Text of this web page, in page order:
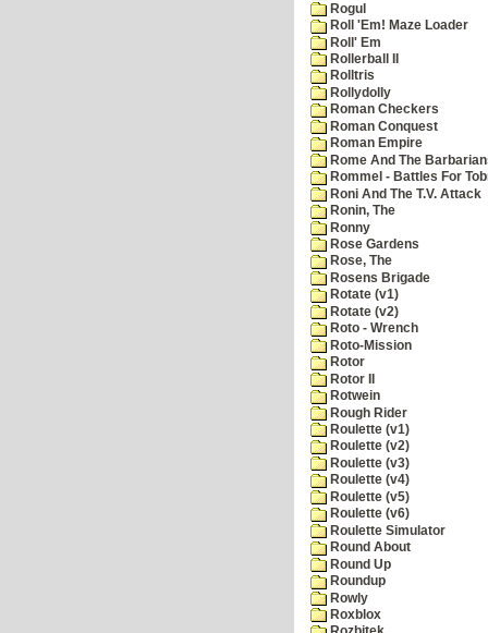
Rogul
Roll 'Em! Maze Loader
Roll' Em
Rollerball II
Rolltris
Rollydolly
Roman Checkers
Roman Conquest
Roman Empire
Rome And The
Rommel - Battles For
Roni And The T.V. Attack
Ronin, The
Ronny
Rose Gardens
Rose, The
Rosens Brigade
Rotate (v1)
Rotate (v2)
Roto - Wrench
Roto-Mission
Rotor
Rotor II
Rotwein
Rough Rider
Roulette (v1)
Roulette (v2)
Roulette (v3)
Roulette (v4)
Roulette (v5)
Roulette (v6)
Roulette Simulator
Round About
Round Up
Roundup
Rowly
Roxblox